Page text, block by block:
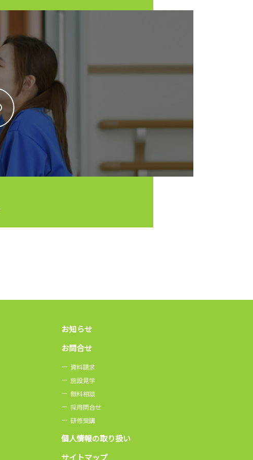
お知らせ
お問合せ
資料請求
施設見学
無料相談
採用問合せ
研修受講
個人情報の取り扱い
サイトマップ